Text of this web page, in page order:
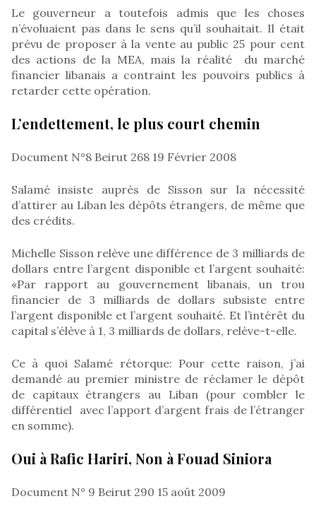
Le gouverneur a toutefois admis que les choses
n’évoluaient pas dans le sens qu’il souhaitait. Il était
prévu de proposer à la vente au public 25 pour cent
des actions de la MEA, mais la réalité du marché
financier libanais a contraint les pouvoirs publics à
retarder cette opération.
L’endettement, le plus court chemin
Document N°8 Beirut 268 19 Février 2008
Salamé insiste auprès de Sisson sur la nécessité
d’attirer au Liban les dépôts étrangers, de même que
des crédits.
Michelle Sisson relève une différence de 3 milliards de
dollars entre l’argent disponible et l’argent souhaité:
«Par rapport au gouvernement libanais, un trou
financier de 3 milliards de dollars subsiste entre
l’argent disponible et l’argent souhaité. Et l’intérêt du
capital s’élève à 1, 3 milliards de dollars, relève-t-elle.
Ce à quoi Salamé rétorque: Pour cette raison, j’ai
demandé au premier ministre de réclamer le dépôt
de capitaux étrangers au Liban (pour combler le
différentiel avec l’apport d’argent frais de l’étranger
en somme).
Oui à Rafic Hariri, Non à Fouad Siniora
Document N° 9 Beirut 290 15 août 2009